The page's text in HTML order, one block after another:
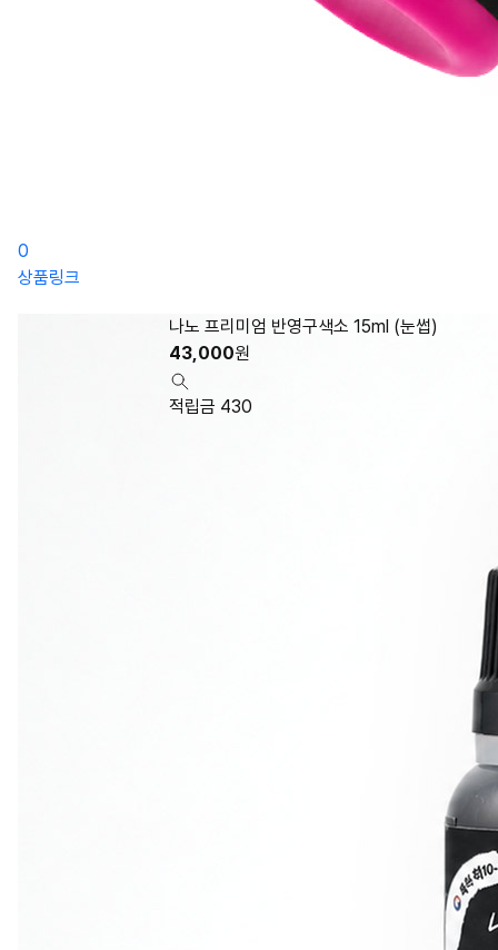
0
상품링크
나노 프리미엄 반영구색소 15ml (눈썹)
43,000원
적립금 430